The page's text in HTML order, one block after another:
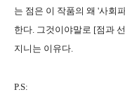
는 점은 이 작품의 왜 '사회
한다. 그것이야말로 [점과
지니는 이유다.
P.S: